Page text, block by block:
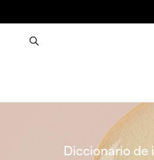
Diccionario de